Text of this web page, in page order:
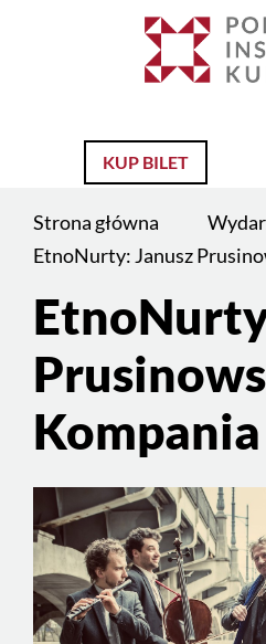
Prusinowski
Kompania
KUP BILET
Strona główna
EtnoNurty: Janusz
Kompania